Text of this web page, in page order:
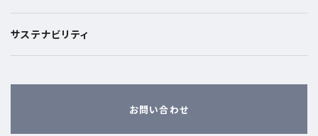
サステナビリティ
お問い合わせ